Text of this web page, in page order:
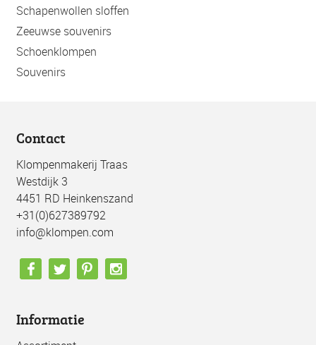
Schapenwollen sloffen
Zeeuwse souvenirs
Schoenklompen
Souvenirs
Contact
Klompenmakerij Traas
Westdijk 3
4451 RD Heinkenszand
+31(0)627389792
info@klompen.com
Informatie